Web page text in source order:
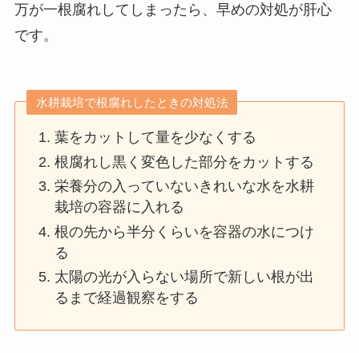
万が一根腐れしてしまったら、早めの対処が肝心
です。
水耕栽培で根腐れしたときの対処法
葉をカットして量を少なくする
根腐れし黒く変色した部分をカットする
栄養分の入っていないきれいな水を水耕
栽培の容器に入れる
根の先から半分くらいを容器の水につけ
る
太陽の光が入らない場所で新しい根が出
るまで経過観察をする